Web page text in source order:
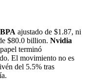
BPA ajustado de $1.87, ni
$80.0 billion. Nvidia
terminó
El movimiento no es
del 5.5% tras